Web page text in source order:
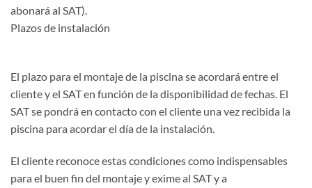
abonará al SAT).
Plazos de instalación
El plazo para el montaje de la piscina se acordará entre el
cliente y el SAT en función de la disponibilidad de fechas. El
SAT se pondrá en contacto con el cliente una vez recibida la
piscina para acordar el día de la instalación.
El cliente reconoce estas condiciones como indispensables
para el buen fin del montaje y exime al SAT y a